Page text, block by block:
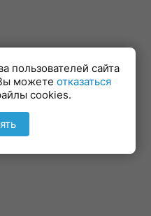
пользователей сайта
можете отказаться
cookies.